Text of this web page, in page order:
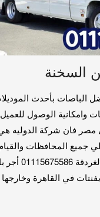
السخنة
الباصات بأحدث
الوصول للعميل
فان شركة الدوليه هي
جميع المحافظات
شرم الشيخ
في القاهرة وخارجها